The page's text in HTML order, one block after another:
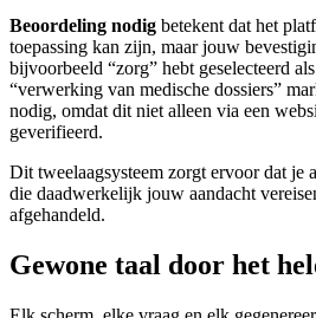
Beoordeling nodig betekent dat het
toepassing kan zijn, maar jouw
bijvoorbeeld “zorg” hebt geselecteerd
“verwerking van medische dossiers”
nodig, omdat dit niet alleen via een
geverifieerd.
Dit tweelaagsysteem zorgt ervoor dat je
die daadwerkelijk jouw aandacht
afgehandeld.
Gewone taal door het